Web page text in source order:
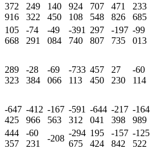
372
916
249
322
140
450
924
108
707
548
471
826
233
685
105
668
-74
291
-49
084
-391
740
297
807
-197
735
-99
013
289
323
-28
384
-69
066
-733
113
457
450
27
230
-60
114
-647
425
-412
966
-167
563
-591
312
-644
041
-217
398
-164
989
444
357
-60
231
-208
-294
675
195
424
-157
842
-125
522